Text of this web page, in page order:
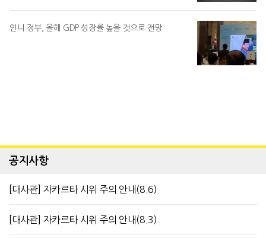
인니 정부, 올해 GDP 성장률 높을 것으로 전망
공지사항
[대사관] 자카르타 시위 주의 안내(8.6)
[대사관] 자카르타 시위 주의 안내(8.3)